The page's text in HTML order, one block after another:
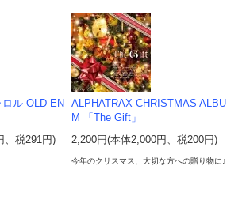
ル OLD EN
、税291円)
ALPHATRAX CHRISTMAS ALBU
M 「The Gift」
2,200円(本体2,000円、税200円)
今年のクリスマス、大切な方への贈り物に♪